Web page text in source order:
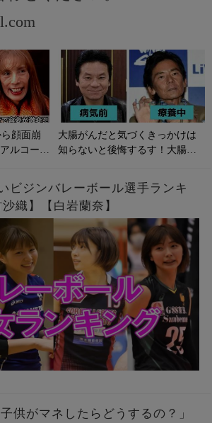
顔面崩
ルコール
大腸がんだと気づくきっかけは
知らないと後悔するす！大腸が
ビジンバレーボール選手ランキ
織】【白岩蘭奈】
供がマネしたらどうするの？」